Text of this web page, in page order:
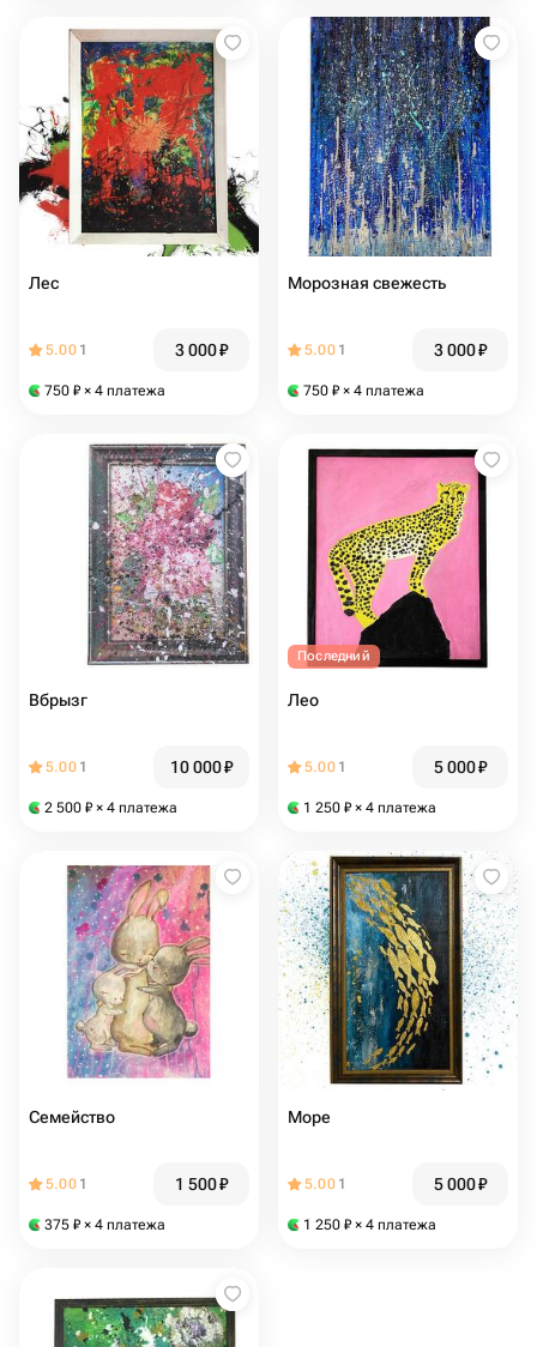
Лес
5.00 1 3 000₽
750 ₽ × 4 платежа
Морозная свежесть
5.00 1 3 000₽
750 ₽ × 4 платежа
Вбрызг
5.00 1 10 000₽
2 500 ₽ × 4 платежа
Последний
Лео
5.00 1 5 000₽
1 250 ₽ × 4 платежа
Семейство
5.00 1 1 500₽
375 ₽ × 4 платежа
Море
5.00 1 5 000₽
1 250 ₽ × 4 платежа